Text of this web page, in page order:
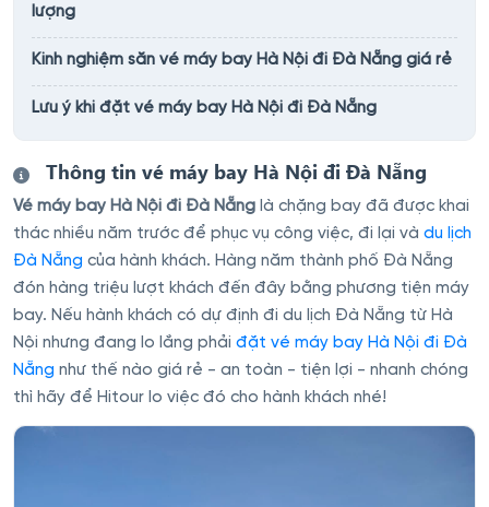
lượng
Kinh nghiệm săn vé máy bay Hà Nội đi Đà Nẵng giá rẻ
Lưu ý khi đặt vé máy bay Hà Nội đi Đà Nẵng
Thông tin vé máy bay Hà Nội đi Đà Nẵng
Vé máy bay Hà Nội đi Đà Nẵng là chặng bay đã được khai
thác nhiều năm trước để phục vụ công việc, đi lại và du lịch
Đà Nẵng của hành khách. Hàng năm thành phố Đà Nẵng
đón hàng triệu lượt khách đến đây bằng phương tiện máy
bay. Nếu hành khách có dự định đi du lịch Đà Nẵng từ Hà
Nội nhưng đang lo lắng phải đặt vé máy bay Hà Nội đi Đà
Nẵng như thế nào giá rẻ - an toàn - tiện lợi - nhanh chóng
thì hãy để Hitour lo việc đó cho hành khách nhé!